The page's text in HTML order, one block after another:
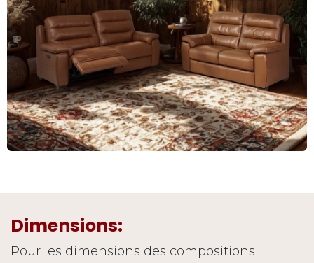
Dimensions:
Pour les dimensions des compositions